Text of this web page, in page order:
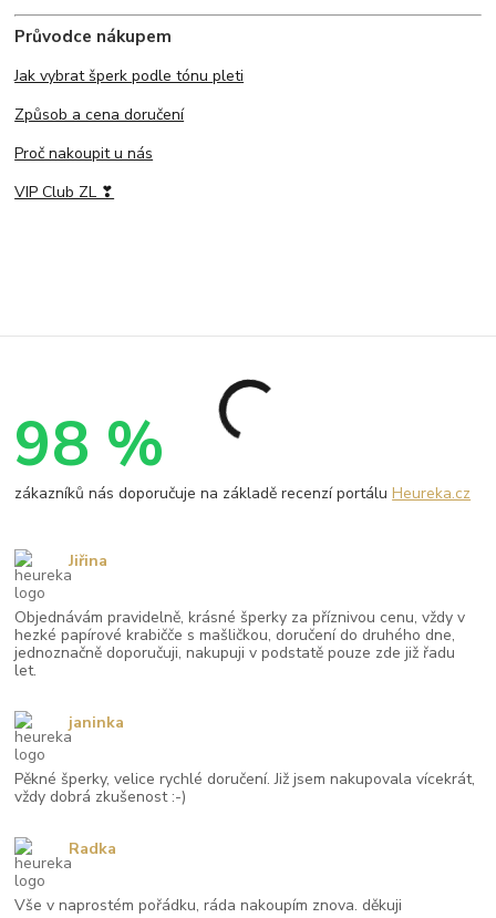
Průvodce nákupem
Jak vybrat šperk podle tónu pleti
Způsob a cena doručení
Proč nakoupit u nás
VIP Club ZL ❣
98 %
zákazníků nás doporučuje na základě recenzí portáluHeureka.cz
Objednávám pravidelně, krásné šperky za příznivou cenu, vždy v
hezké papírové krabičče s mašličkou, doručení do druhého dne,
jednoznačně doporučuji, nakupuji v podstatě pouze zde již řadu
let.
Jiřina
Pěkné šperky, velice rychlé doručení. Již jsem nakupovala vícekrát,
vždy dobrá zkušenost :-)
janinka
Vše v naprostém pořádku, ráda nakoupím znova. děkuji
Radka